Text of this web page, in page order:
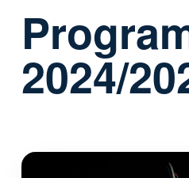
2024/